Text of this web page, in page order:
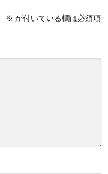
※ が付いている欄は必須項